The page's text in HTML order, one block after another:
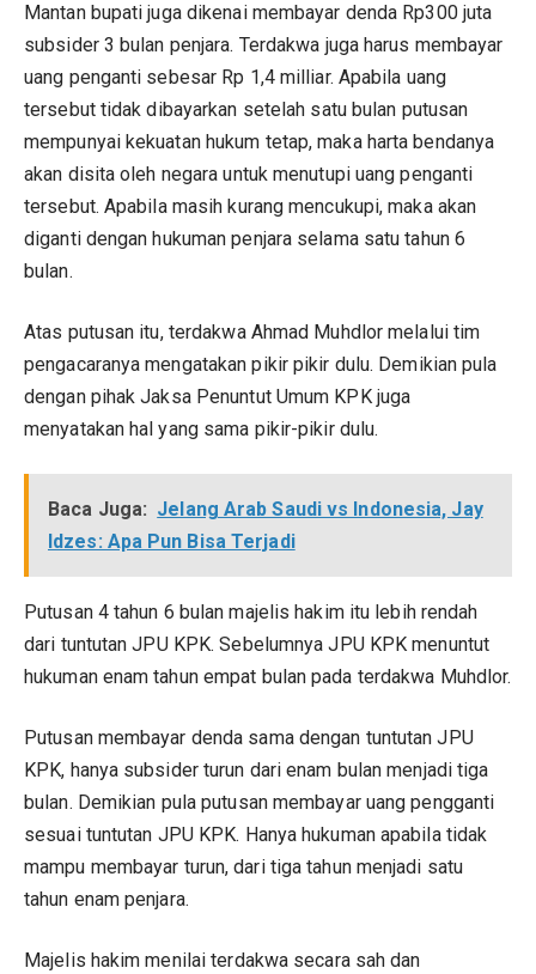
Mantan bupati juga dikenai membayar denda Rp300 juta
subsider 3 bulan penjara. Terdakwa juga harus membayar
uang penganti sebesar Rp 1,4 milliar. Apabila uang
tersebut tidak dibayarkan setelah satu bulan putusan
mempunyai kekuatan hukum tetap, maka harta bendanya
akan disita oleh negara untuk menutupi uang penganti
tersebut. Apabila masih kurang mencukupi, maka akan
diganti dengan hukuman penjara selama satu tahun 6
bulan.
Atas putusan itu, terdakwa Ahmad Muhdlor melalui tim
pengacaranya mengatakan pikir pikir dulu. Demikian pula
dengan pihak Jaksa Penuntut Umum KPK juga
menyatakan hal yang sama pikir-pikir dulu.
Baca Juga: Jelang Arab Saudi vs Indonesia, Jay
Idzes: Apa Pun Bisa Terjadi
Putusan 4 tahun 6 bulan majelis hakim itu lebih rendah
dari tuntutan JPU KPK. Sebelumnya JPU KPK menuntut
hukuman enam tahun empat bulan pada terdakwa Muhdlor.
Putusan membayar denda sama dengan tuntutan JPU
KPK, hanya subsider turun dari enam bulan menjadi tiga
bulan. Demikian pula putusan membayar uang pengganti
sesuai tuntutan JPU KPK. Hanya hukuman apabila tidak
mampu membayar turun, dari tiga tahun menjadi satu
tahun enam penjara.
Majelis hakim menilai terdakwa secara sah dan